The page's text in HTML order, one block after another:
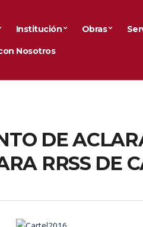
Institución Obras
Nosotros
DE
RRSS DE